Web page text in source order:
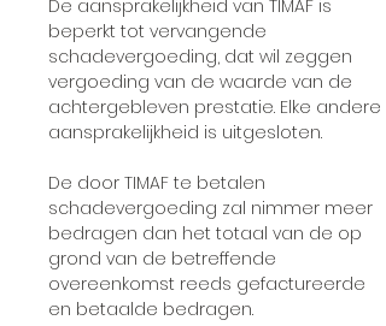
De aansprakelijkheid van TIMAF is
beperkt tot vervangende
schadevergoeding, dat wil zeggen
vergoeding van de waarde van de
achtergebleven prestatie. Elke andere
aansprakelijkheid is uitgesloten.
De door TIMAF te betalen
schadevergoeding zal nimmer meer
bedragen dan het totaal van de op
grond van de betreffende
overeenkomst reeds gefactureerde
en betaalde bedragen.